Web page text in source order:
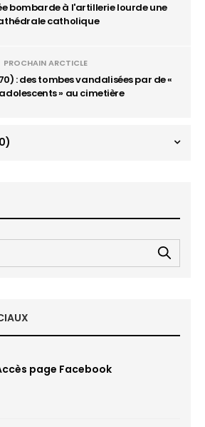
bombarde à l'artillerie lourde une
catholique
PROCHAIN ARCTICLE
: des tombes vandalisées par de «
» au cimetière
page Facebook